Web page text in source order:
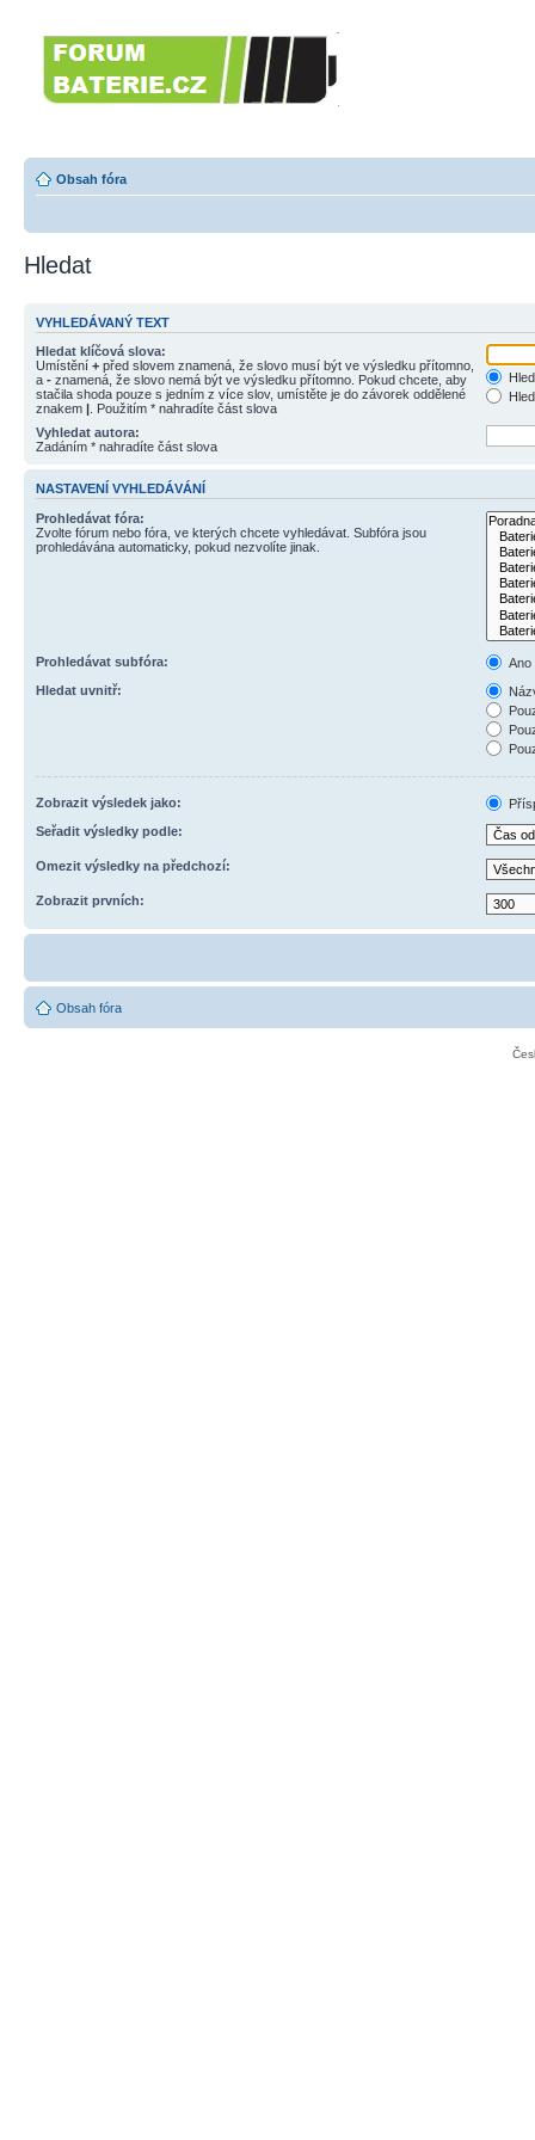
Obsah fóra
Hledat
VYHLEDÁVANÝ TEXT
Hledat klíčová slova:
Umístění + před slovem znamená, že slovo musí být ve výsledku přítomno,
a - znamená, že slovo nemá být ve výsledku přítomno. Pokud chcete, aby
stačila shoda pouze s jedním z více slov, umístěte je do závorek oddělené
znakem | . Použitím * nahradíte část slova
Vyhledat autora:
Zadáním * nahradíte část slova
NASTAVENÍ VYHLEDÁVÁNÍ
Prohledávat fóra:
Zvolte fórum nebo fóra, ve kterých chcete vyhledávat. Subfóra jsou
prohledávána automaticky, pokud nezvolíte jinak.
Prohledávat subfóra:
Ano
Hledat uvnitř:
Zobrazit výsledek jako:
Seřadit výsledky podle:
Omezit výsledky na předchozí:
Zobrazit prvních:
Obsah fóra